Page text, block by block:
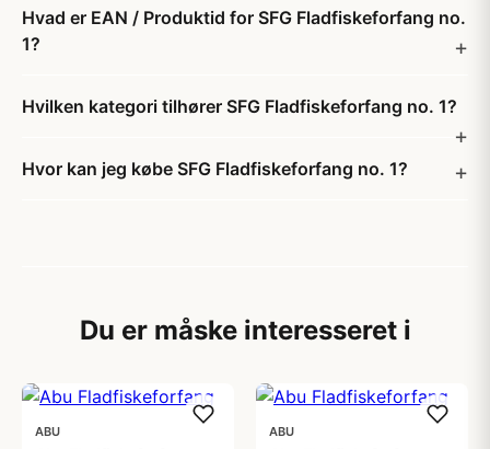
Hvad er EAN / Produktid for SFG Fladfiskeforfang no.
1?
Hvilken kategori tilhører SFG Fladfiskeforfang no. 1?
Hvor kan jeg købe SFG Fladfiskeforfang no. 1?
Du er måske interesseret i
ABU ABU